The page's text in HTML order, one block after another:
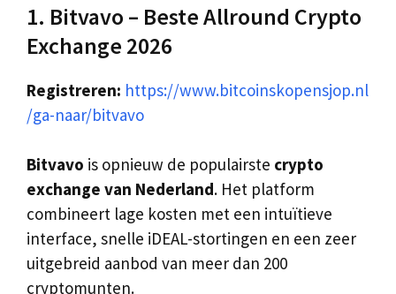
1. Bitvavo – Beste Allround Crypto
Exchange 2026
Registreren: https://www.bitcoinskopensjop.nl
/ga-naar/bitvavo
Bitvavo is opnieuw de populairste crypto
exchange van Nederland. Het platform
combineert lage kosten met een intuïtieve
interface, snelle iDEAL-stortingen en een zeer
uitgebreid aanbod van meer dan 200
cryptomunten.